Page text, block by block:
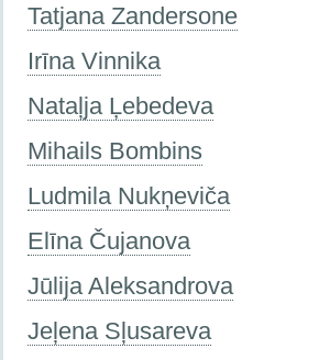
Tatjana Zandersone
Irīna Vinnika
Nataļja Ļebedeva
Mihails Bombins
Ludmila Nukņeviča
Elīna Čujanova
Jūlija Aleksandrova
Jeļena Sļusareva